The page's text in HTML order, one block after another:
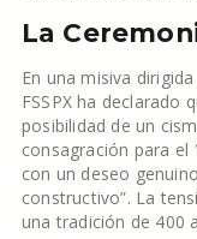
La
En una misiva
FSSPX ha declarado
posibilidad de un
consagración para el
con un deseo
constructivo”. La
una tradición de 400